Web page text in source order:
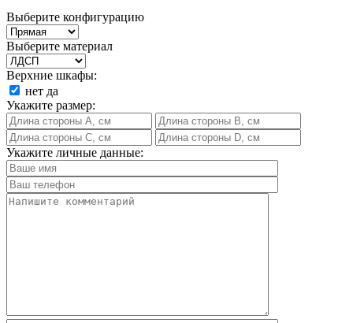
Выберите конфигурацию
Выберите материал
Верхние шкафы:
нет да
Укажите размер:
Укажите личные данные: